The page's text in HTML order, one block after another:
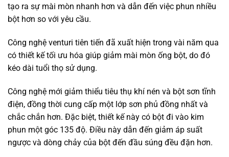
tạo ra sự mài mòn nhanh hơn và dẫn đến việc phun nhiều
bột hơn so với yêu cầu.
Công nghệ venturi tiên tiến đã xuất hiện trong vài năm qua
có thiết kế tối ưu hóa giúp giảm mài mòn ống bột, do đó
kéo dài tuổi thọ sử dụng.
Công nghệ mới giảm thiểu tiêu thụ khí nén và bột sơn tĩnh
điện, đồng thời cung cấp một lớp sơn phủ đồng nhất và
chắc chắn hơn. Đặc biệt, thiết kế này có bột đi vào kim
phun một góc 135 độ. Điều này dẫn đến giảm áp suất
ngược và dòng chảy của bột đến đầu súng đều đặn hơn.